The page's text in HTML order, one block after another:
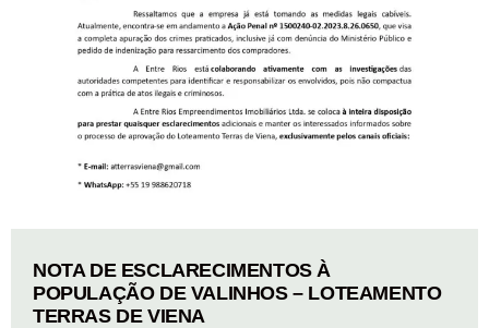
NOTA DE ESCLARECIMENTOS À
POPULAÇÃO DE VALINHOS – LOTEAMENTO
TERRAS DE VIENA